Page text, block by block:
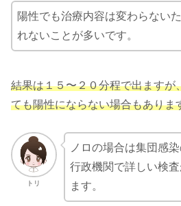
陽性でも治療内容は変わらない
れないことが多いです。
結果は１５〜２０分程で出ますが
ても陽性にならない場合もありま
トリ
ノロの場合は集団感
行政機関で詳しい検
ます。